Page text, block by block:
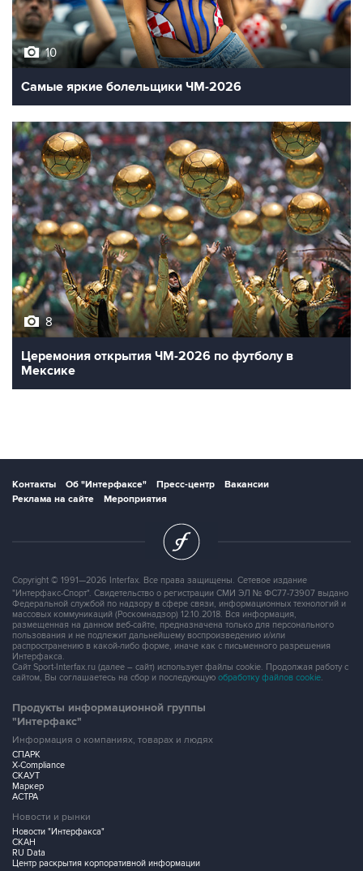
10
Самые яркие болельщики ЧМ-2026
8
Церемония открытия ЧМ-2026 по футболу в
Мексике
Контакты Об "Интерфаксе" Пресс-центр
Вакансии
Реклама на сайте
Мероприятия
Copyright © 1991—2026 Interfax. Все права защищены. Сетевое издание
"Интерфакс-Спорт". Свидетельство о регистрации СМИ ЭЛ № ФС77-73907 выдано
Федеральной службой по надзору в сфере связи, информационных технологий и
массовых коммуникаций (Роскомнадзор) 12.10.2018. Вся информация,
размещенная на данном веб-сайте, предназначена только для персонального
пользования и не подлежит дальнейшему воспроизведению и/или
распространению в какой-либо форме, иначе как с письменного разрешения
Интерфакса.
Сайт Sport-Interfax.ru (далее – сайт) использует файлы cookie. Продолжая работу с
сайтом, Вы соглашаетесь на сбор и последующую обработку файлов cookie.
Продукты информационной группы
"Интерфакс"
Информация о компаниях, товарах и людях
СПАРК
X-Compliance
СКАУТ
Маркер
АСТРА
Новости и рынки
Новости "Интерфакса"
СКАН
RU Data
Центр раскрытия корпоративной информации